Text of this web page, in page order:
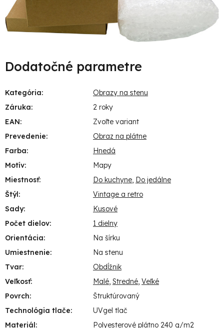
Dodatočné parametre
Kategória:
Obrazy na stenu
Záruka:
2 roky
EAN:
Zvoľte variant
Prevedenie:
Obraz na plátne
Farba:
Hnedá
Motív:
Mapy
Miestnosť: Do kuchyne, Do jedálne
Štýl:
Vintage a retro
Sady:
Kusové
Počet dielov:
1 dielny
Orientácia:
Na šírku
Umiestnenie:
Na stenu
Tvar:
Obdĺžnik
Veľkosť: Malé, Stredné, Veľké
Povrch:
Štruktúrovaný
Technológia tlače:
UVgel tlač
Materiál: Polyesterové plátno 240 g/m2